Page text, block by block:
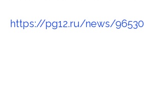
https://pg12.ru/news/96530